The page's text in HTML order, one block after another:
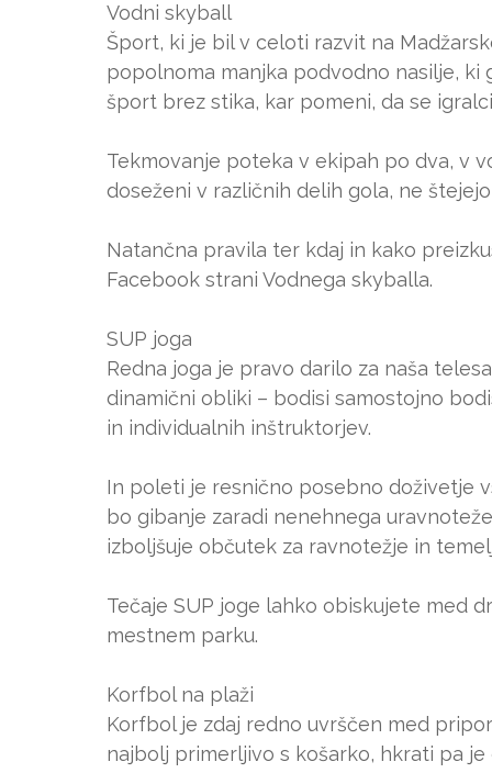
Vodni skyball
Šport, ki je bil v celoti razvit na
popolnoma manjka podvodno nasilje, ki
šport brez stika, kar pomeni, da se
Tekmovanje poteka v ekipah po dva, v
doseženi v različnih delih gola, ne
Natančna pravila ter kdaj in kako
Facebook strani Vodnega skyballa.
SUP joga
Redna joga je pravo darilo za naša
dinamični obliki – bodisi samostojno
in individualnih inštruktorjev.
In poleti je resnično posebno doživetje
bo gibanje zaradi nenehnega
izboljšuje občutek za ravnotežje in
Tečaje SUP joge lahko obiskujete med
mestnem parku.
Korfbol na plaži
Korfbol je zdaj redno uvrščen med
najbolj primerljivo s košarko, hkrati pa